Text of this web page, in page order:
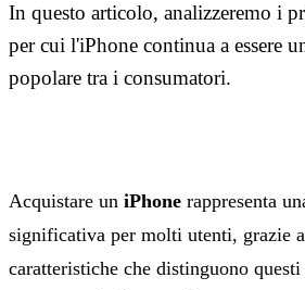
In questo articolo, analizzeremo i
per cui l'iPhone continua a essere
popolare tra i consumatori.
Acquistare un iPhone rappresenta
significativa per molti utenti, grazie
caratteristiche che distinguono